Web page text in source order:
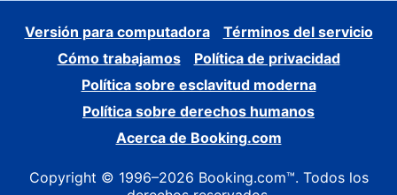
Versión para computadora
Términos del servicio
Cómo trabajamos
Política de privacidad
Política sobre esclavitud moderna
Política sobre derechos humanos
Acerca de Booking.com
Copyright © 1996–2026 Booking.com™. Todos los